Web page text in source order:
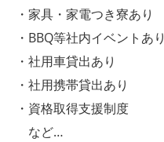
・家具・家電つき寮あり
・BBQ等社内イベントあり
・社用車貸出あり
・社用携帯貸出あり
・資格取得支援制度
など…